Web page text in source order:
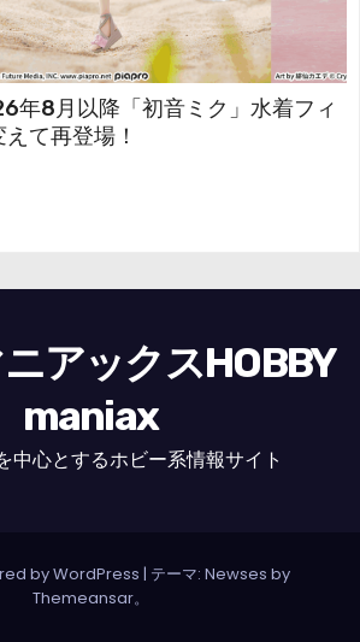
年8月以降「初音ミク」水着フィ
て再登場！
アックスHOBBY
maniax
中心とするホビー系情報サイト
by WordPress | テーマ: Newses by
Themeansar。